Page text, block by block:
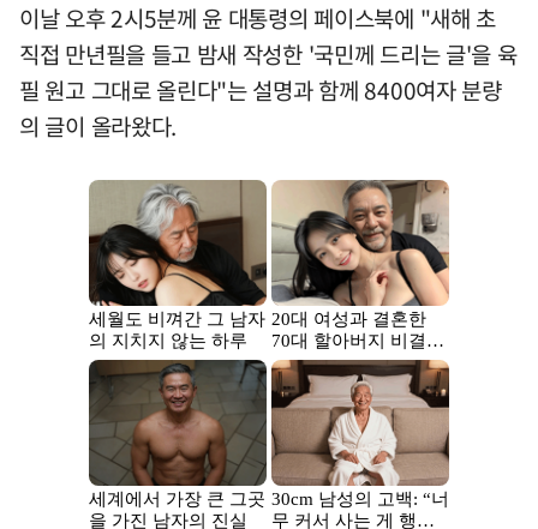
이날 오후 2시5분께 윤 대통령의 페이스북에 "새해 초
직접 만년필을 들고 밤새 작성한 '국민께 드리는 글'을 육
필 원고 그대로 올린다"는 설명과 함께 8400여자 분량
의 글이 올라왔다.